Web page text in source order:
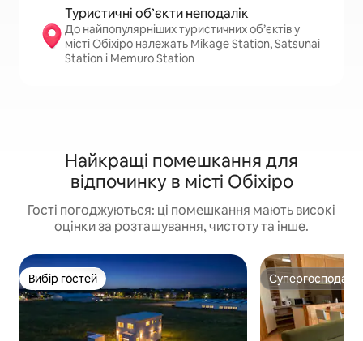
Туристичні об’єкти неподалік
До найпопулярніших туристичних об’єктів у
місті Обіхіро належать Mikage Station, Satsunai
Station і Memuro Station
Найкращі помешкання для
відпочинку в місті Обіхіро
Гості погоджуються: ці помешкання мають високі
оцінки за розташування, чистоту та інше.
Вибір гостей
Вибір гостей Супергосподар
Супергосподар